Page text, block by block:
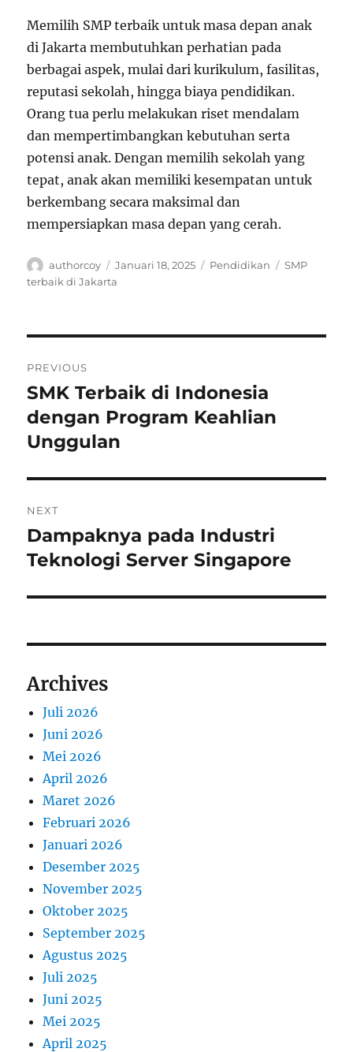
Memilih SMP terbaik untuk masa depan anak
di Jakarta membutuhkan perhatian pada
berbagai aspek, mulai dari kurikulum, fasilitas,
reputasi sekolah, hingga biaya pendidikan.
Orang tua perlu melakukan riset mendalam
dan mempertimbangkan kebutuhan serta
potensi anak. Dengan memilih sekolah yang
tepat, anak akan memiliki kesempatan untuk
berkembang secara maksimal dan
mempersiapkan masa depan yang cerah.
Author
authorcoy
Posted
on
Januari 18, 2025 Categories
Pendidikan Tags
SMP
terbaik di Jakarta
pos
PREVIOUS
Previous
post:
SMK Terbaik di Indonesia
dengan Program Keahlian
Unggulan
NEXT
Next
post:
Dampaknya pada Industri
Teknologi Server Singapore
Archives
Juli 2026
Juni 2026
Mei 2026
April 2026
Maret 2026
Februari 2026
Januari 2026
Desember 2025
November 2025
Oktober 2025
September 2025
Agustus 2025
Juli 2025
Juni 2025
Mei 2025
April 2025